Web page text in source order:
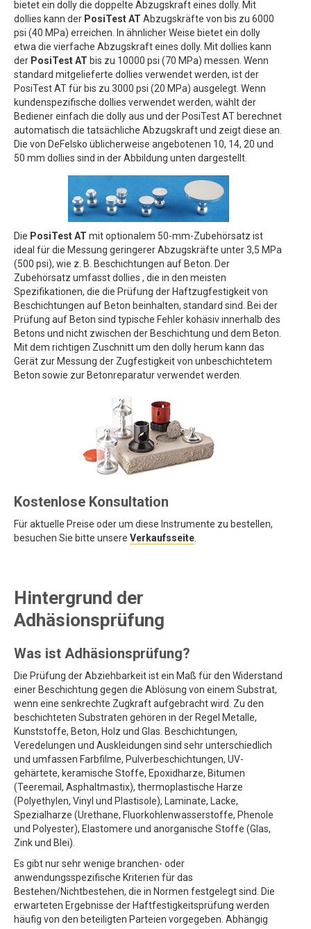
bietet ein dolly die doppelte Abzugskraft eines dolly. Mit
dollies kann der PosiTest AT Abzugskräfte von bis zu 6000
psi (40 MPa) erreichen. In ähnlicher Weise bietet ein dolly
etwa die vierfache Abzugskraft eines dolly. Mit dollies kann
der PosiTest AT bis zu 10000 psi (70 MPa) messen. Wenn
standard mitgelieferte dollies verwendet werden, ist der
PosiTest AT für bis zu 3000 psi (20 MPa) ausgelegt. Wenn
kundenspezifische dollies verwendet werden, wählt der
Bediener einfach die dolly aus und der PosiTest AT berechnet
automatisch die tatsächliche Abzugskraft und zeigt diese an.
Die von DeFelsko üblicherweise angebotenen 10, 14, 20 und
50 mm dollies sind in der Abbildung unten dargestellt.
Die PosiTest AT mit optionalem 50-mm-Zubehörsatz ist
ideal für die Messung geringerer Abzugskräfte unter 3,5 MPa
(500 psi), wie z. B. Beschichtungen auf Beton. Der
Zubehörsatz umfasst dollies , die in den meisten
Spezifikationen, die die Prüfung der Haftzugfestigkeit von
Beschichtungen auf Beton beinhalten, standard sind. Bei der
Prüfung auf Beton sind typische Fehler kohäsiv innerhalb des
Betons und nicht zwischen der Beschichtung und dem Beton.
Mit dem richtigen Zuschnitt um den dolly herum kann das
Gerät zur Messung der Zugfestigkeit von unbeschichtetem
Beton sowie zur Betonreparatur verwendet werden.
Kostenlose Konsultation
Für aktuelle Preise oder um diese Instrumente zu bestellen,
besuchen Sie bitte unsere Verkaufsseite
Hintergrund der
Adhäsionsprüfung
Was ist Adhäsionsprüfung?
Die Prüfung der Abziehbarkeit ist ein Maß für den Widerstand
einer Beschichtung gegen die Ablösung von einem Substrat,
wenn eine senkrechte Zugkraft aufgebracht wird. Zu den
beschichteten Substraten gehören in der Regel Metalle,
Kunststoffe, Beton, Holz und Glas. Beschichtungen,
Veredelungen und Auskleidungen sind sehr unterschiedlich
und umfassen Farbfilme, Pulverbeschichtungen, UV-
gehärtete, keramische Stoffe, Epoxidharze, Bitumen
(Teeremail, Asphaltmastix), thermoplastische Harze
(Polyethylen, Vinyl und Plastisole), Laminate, Lacke,
Spezialharze (Urethane, Fluorkohlenwasserstoffe, Phenole
und Polyester), Elastomere und anorganische Stoffe (Glas,
Zink und Blei).
Es gibt nur sehr wenige branchen- oder
anwendungsspezifische Kriterien für das
Bestehen/Nichtbestehen, die in Normen festgelegt sind. Die
erwarteten Ergebnisse der Haftfestigkeitsprüfung werden
häufig von den beteiligten Parteien vorgegeben. Abhängig